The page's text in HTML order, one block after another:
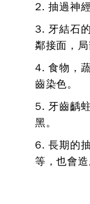
2. 抽過神
3. 牙結石
鄰接面，局
4. 食物，
齒染色。
5. 牙齒齲
黑。
6. 長期的
等，也會